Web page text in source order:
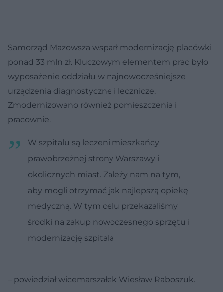
Samorząd Mazowsza wsparł modernizację placówki
ponad 33 mln zł. Kluczowym elementem prac było
wyposażenie oddziału w najnowocześniejsze
urządzenia diagnostyczne i lecznicze.
Zmodernizowano również pomieszczenia i
pracownie.
W szpitalu są leczeni mieszkańcy
prawobrzeżnej strony Warszawy i
okolicznych miast. Zależy nam na tym,
aby mogli otrzymać jak najlepszą opiekę
medyczną. W tym celu przekazaliśmy
środki na zakup nowoczesnego sprzętu i
modernizację szpitala
– powiedział wicemarszałek Wiesław Raboszuk.